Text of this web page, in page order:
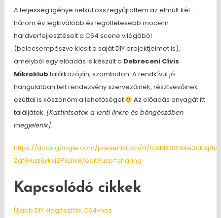
A teljesség igénye nélkül összegyűjtöttem az elmúlt két-
három év legkiválóbb és legötletesebb modern
hardverfejlesztéseit a C64 scene világából
(belecsempészve kicsit a saját DIY projektjeimet is),
amelyből egy előadás is készült a Debreceni Cívis
Mikroklub találkozóján, szombaton. A rendkívül jó
hangulatban telt rendezvény szervezőinek, résztvevőinek
ezúttal is köszönöm a lehetőséget
Az előadás anyagát itt
találjátok. [Kattintsatok a lenti linkre és böngészőben
megjelenik].
https://docs.google.com/presentation/d/
Zgf8Hqz5ykvjZPSLhk8/edit?usp=sharing
Kapcsolódó cikkek
Újabb DIY kiegészítők C64-hez